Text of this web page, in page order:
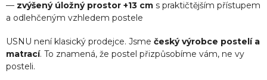
— zvýšený úložný prostor +13 cm s praktičtějším přístupem
a odlehčeným vzhledem postele
USNU není klasický prodejce. Jsme český výrobce postelí a
matrací. To znamená, že postel přizpůsobíme vám, ne vy
posteli.